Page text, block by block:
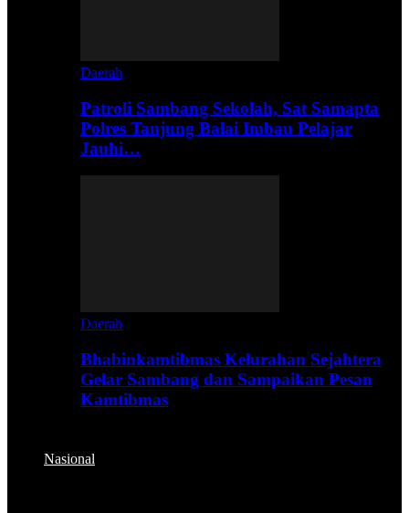
Daerah
Patroli Sambang Sekolah, Sat Samapta
Polres Tanjung Balai Imbau Pelajar
Jauhi…
Daerah
Bhabinkamtibmas Kelurahan Sejahtera
Gelar Sambang dan Sampaikan Pesan
Kamtibmas
Nasional